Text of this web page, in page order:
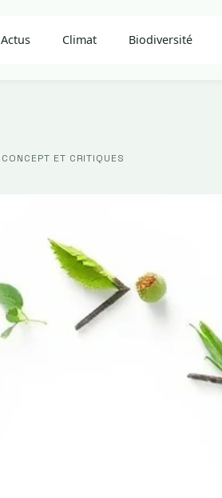
Actus Climat Biodiversité
ET CRITIQUES